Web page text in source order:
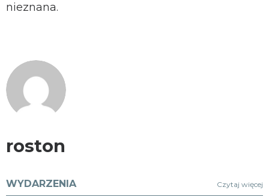
nieznana.
roston
WYDARZENIA Czytaj więcej